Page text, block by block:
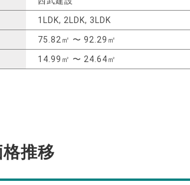
1LDK, 2LDK, 3LDK
75.82㎡ 〜 92.29㎡
14.99㎡ 〜 24.64㎡
推移